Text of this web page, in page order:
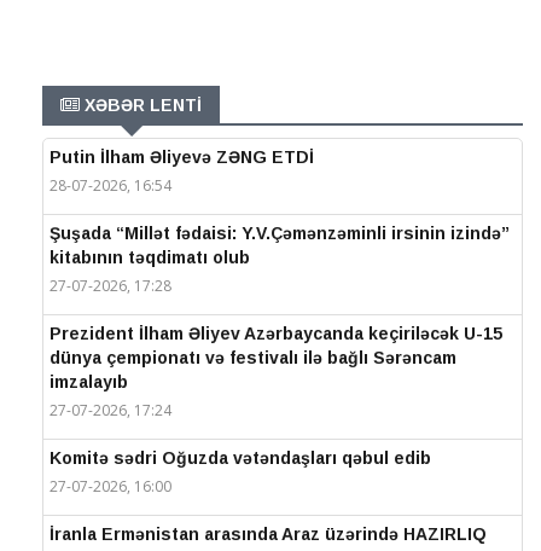
XƏBƏR LENTİ
Putin İlham Əliyevə ZƏNG ETDİ
28-07-2026, 16:54
Şuşada “Millət fədaisi: Y.V.Çəmənzəminli irsinin izində”
kitabının təqdimatı olub
27-07-2026, 17:28
Prezident İlham Əliyev Azərbaycanda keçiriləcək U-15
dünya çempionatı və festivalı ilə bağlı Sərəncam
imzalayıb
27-07-2026, 17:24
Komitə sədri Oğuzda vətəndaşları qəbul edib
27-07-2026, 16:00
İranla Ermənistan arasında Araz üzərində HAZIRLIQ